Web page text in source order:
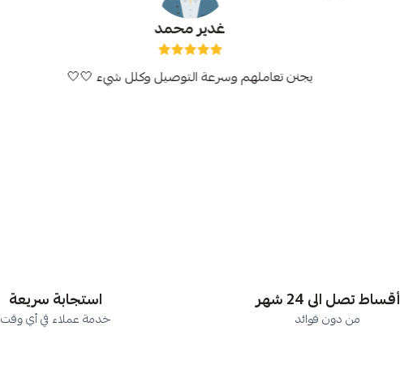
غدير محمد
يجنن تعاملهم وسرعة التوصيل وكلل شيء 🤍🤍
أقساط تصل الى 24 شهر
من دون فوائد
استجابة سريعة
خدمة عملاء في أي وقت